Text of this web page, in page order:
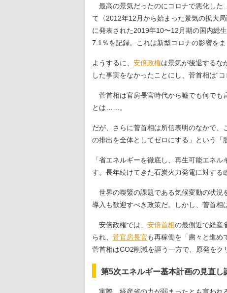
最高の景気だったのにコロナで悪化し
て〈2012年12月から始まった景気の拡大
に発表された2019年10〜12月期の国内総
7.1％を記録。これは新型コロナの影響をま
ようするに、 安倍政権は景気が後退するな
した事実をなかったことにし、菅首相は“
菅首相は官房長官時代から嘘でも何でも
とは……。
だが、さらに菅首相は所信表明のなかで
の排出を全体としてゼロにする」という「
「省エネルギーを徹底し、再生可能エネ
す。長年続けてきた石炭火力発電に対する
世界の喫緊の課題である気候変動の状況
導入も歓迎すべき政策だ。しかし、菅首相
安倍政権では、 安倍首相の最側近で経産
られ、 菅官房長官も再稼働を「粛々と進め
菅首相はCO2削減を謳う一方で、原発をク
第5次エネルギー基本計画の見直